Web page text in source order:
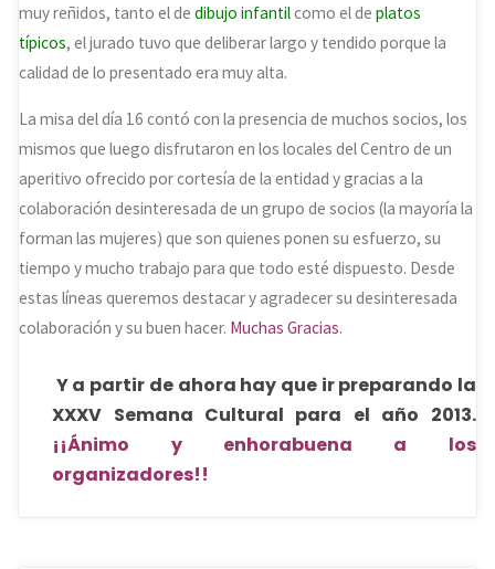
muy reñidos, tanto el dedibujo infantilcomo el deplatos
típicos, el jurado tuvo que deliberar largo y tendido porque la
calidad de lo presentado era muy alta.
La misa del día 16 contó con la presencia de muchos socios, los
mismos que luego disfrutaron en los locales del Centro de un
aperitivo ofrecido por cortesía de la entidad y gracias a la
colaboración desinteresada de un grupo de socios (la mayoría la
forman las mujeres) que son quienes ponen su esfuerzo, su
tiempo y mucho trabajo para que todo esté dispuesto. Desde
estas líneas queremos destacar y agradecer su desinteresada
colaboración y su buen hacer. Muchas Gracias.
Y a partir de ahora hay que ir preparando la
XXXV Semana Cultural para el año 2013.
¡¡Ánimo y enhorabuena a los
organizadores!!